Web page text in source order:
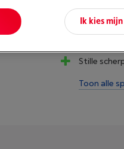
Stille
Toon alle
Ik kies